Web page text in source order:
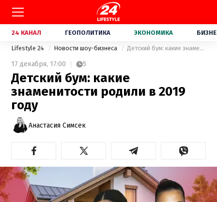
24 КАНАЛ ГЕОПОЛИТИКА ЭКОНОМИКА
Lifestyle 24 Новости шоу-бизнеса Детский бум: какие знаменитости родили в 2019 году
17 декабря, 17:00 5
Детский бум: какие
знаменитости родили в 2019
году
Анастасия Симсек